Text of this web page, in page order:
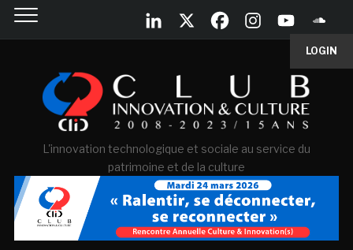
LOGIN
L'innovation technologique et sociale au service du
patrimoine et de la culture